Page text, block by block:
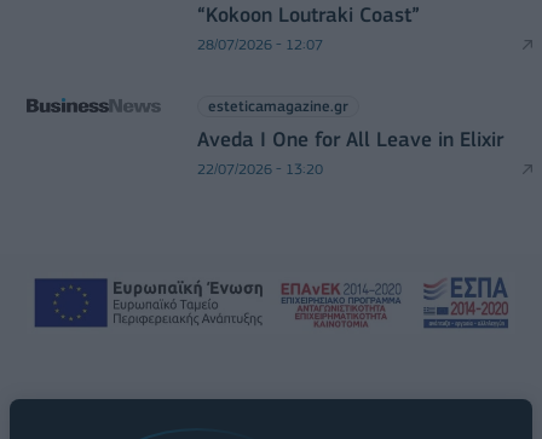
“Kokoon Loutraki Coast”
28/07/2026 - 12:07
esteticamagazine.gr
Aveda I One for All Leave in Elixir
22/07/2026 - 13:20